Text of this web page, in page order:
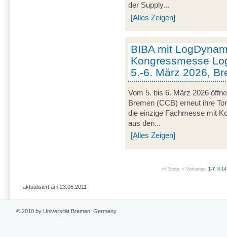
der Supply...
[Alles Zeigen]
BIBA mit
Kongressmesse
5.-6. März 2026,
Vom 5. bis 6. März 2026
Bremen (CCB) erneut ihre
die einzige Fachmesse mit
aus den...
[Alles Zeigen]
<< Erste < Vorherige 1-7 8-14
aktualisiert am 23.06.2011
© 2010 by Universität Bremen, Germany